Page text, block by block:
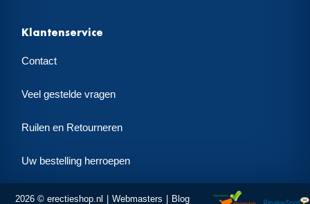
Klantenservice
Contact
Veel gestelde vragen
Ruilen en Retourneren
Uw bestelling herroepen
2026 © erectieshop.nl Webmasters Blog